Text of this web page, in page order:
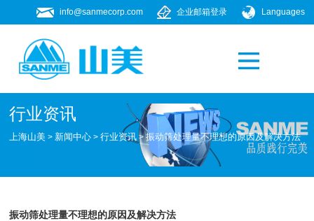
Languages
企业邮箱登录
info@sanmecorp.com
行业资讯
上海山美 > 新闻中心 >行业资讯 >振动筛处理量不理想的原因及解决方法
振动筛处理量不理想的原因及解决方法